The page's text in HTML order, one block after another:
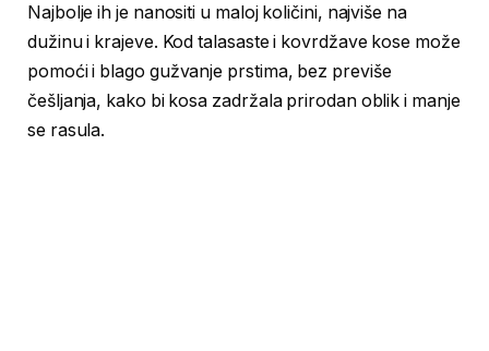
Najbolje ih je nanositi u maloj količini, najviše na
dužinu i krajeve. Kod talasaste i kovrdžave kose može
pomoći i blago gužvanje prstima, bez previše
češljanja, kako bi kosa zadržala prirodan oblik i manje
se rasula.